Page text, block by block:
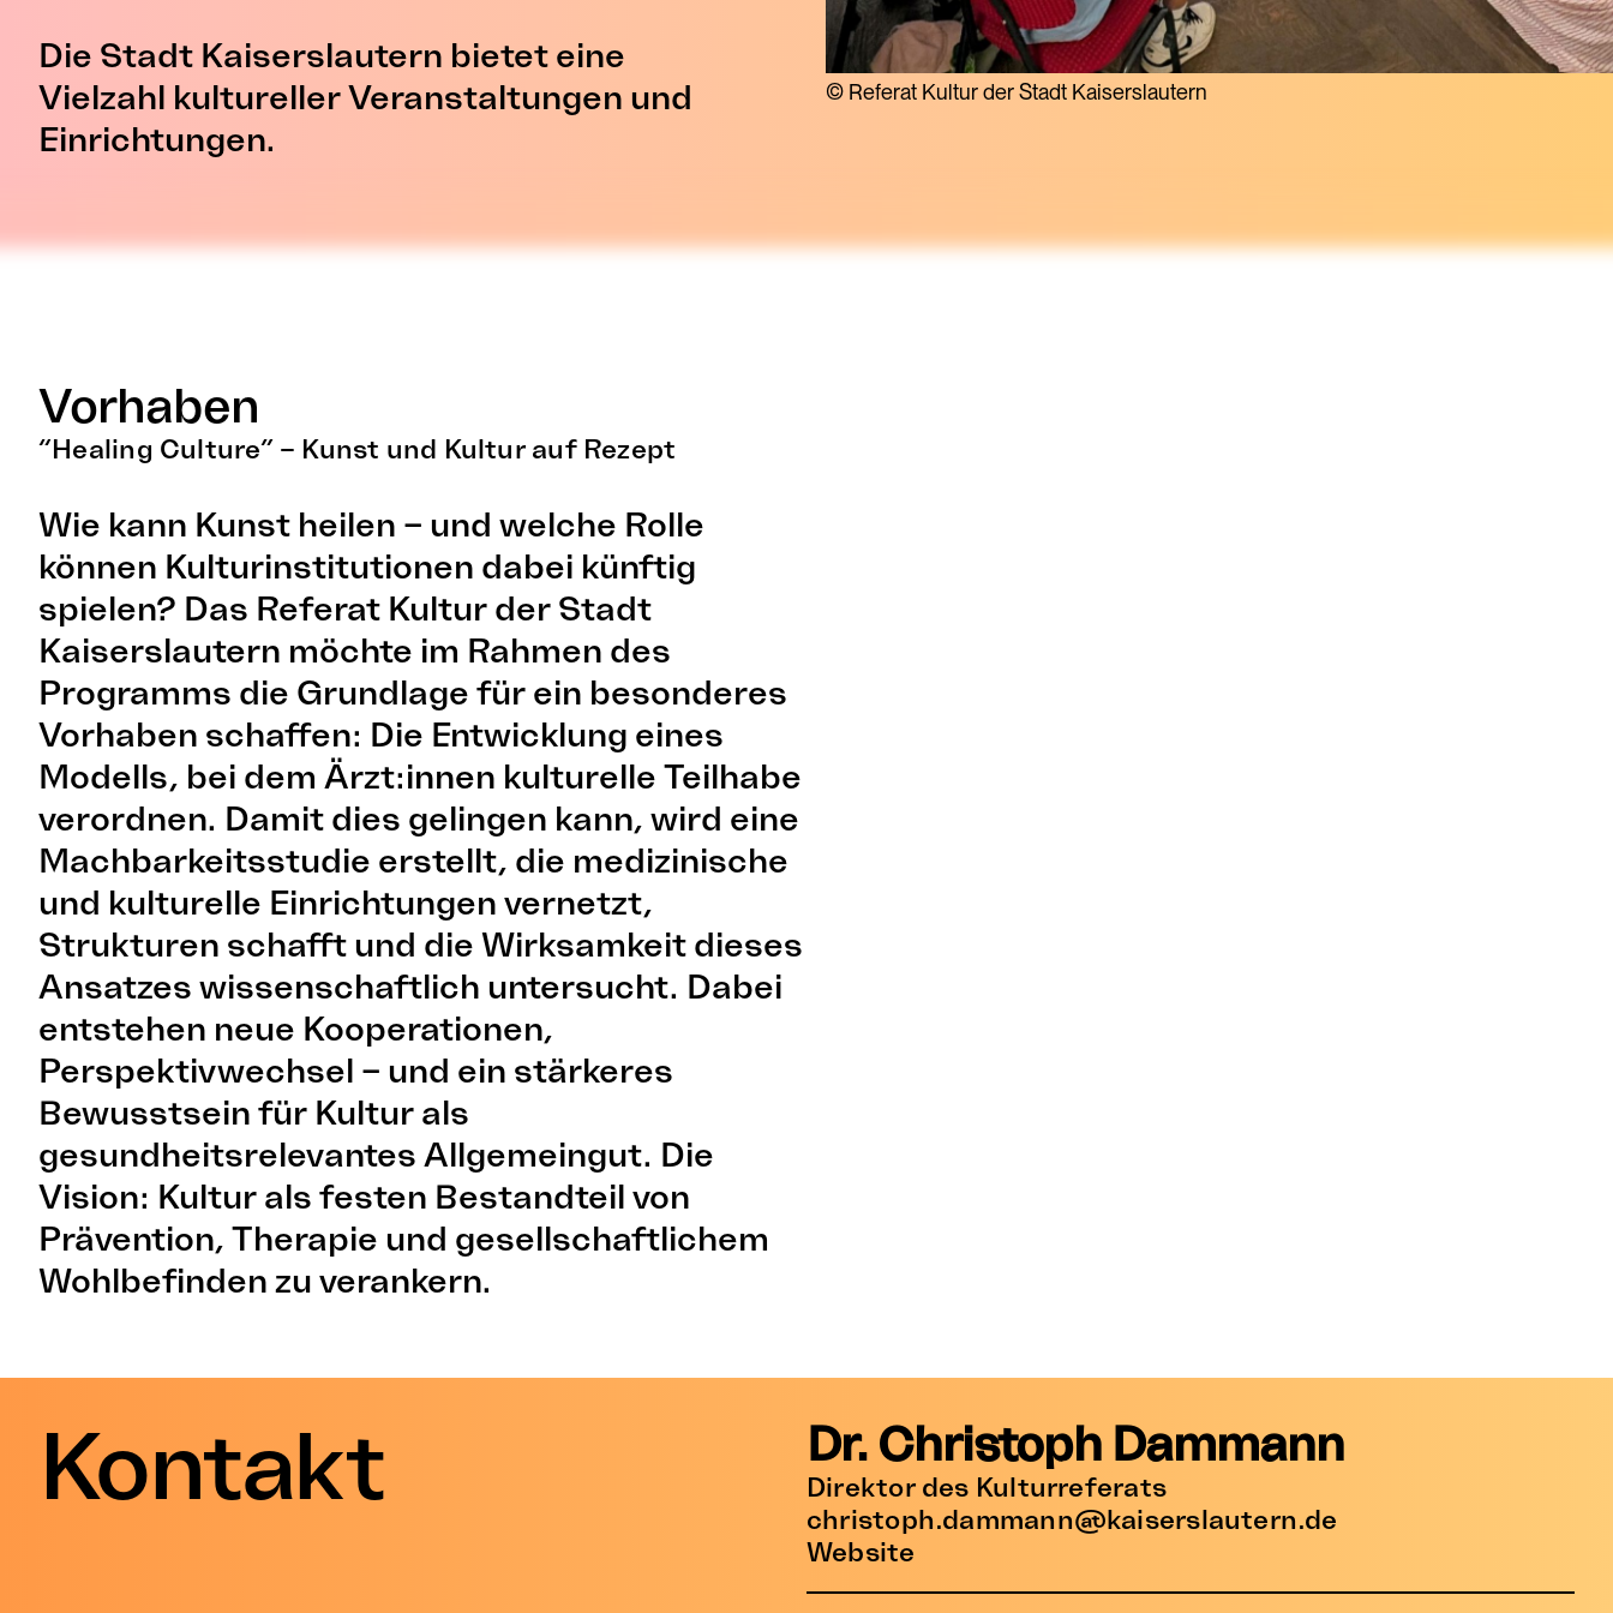
© Referat Kultur der Stadt Kaiserslautern
Die Stadt Kaiserslautern bietet eine
Vielzahl kultureller Veranstaltungen und
Einrichtungen.
Vorhaben
“Healing Culture” – Kunst und Kultur auf Rezept
Wie kann Kunst heilen – und welche Rolle
können Kulturinstitutionen dabei künftig
spielen? Das Referat Kultur der Stadt
Kaiserslautern möchte im Rahmen des
Programms die Grundlage für ein besonderes
Vorhaben schaffen: Die Entwicklung eines
Modells, bei dem Ärzt:innen kulturelle Teilhabe
verordnen. Damit dies gelingen kann, wird eine
Machbarkeitsstudie erstellt, die medizinische
und kulturelle Einrichtungen vernetzt,
Strukturen schafft und die Wirksamkeit dieses
Ansatzes wissenschaftlich untersucht. Dabei
entstehen neue Kooperationen,
Perspektivwechsel – und ein stärkeres
Bewusstsein für Kultur als
gesundheitsrelevantes Allgemeingut. Die
Vision: Kultur als festen Bestandteil von
Prävention, Therapie und gesellschaftlichem
Wohlbefinden zu verankern.
Kontakt Dr. Christoph Dammann
Direktor des Kulturreferats
christoph.dammann@kaiserslautern.de
Website